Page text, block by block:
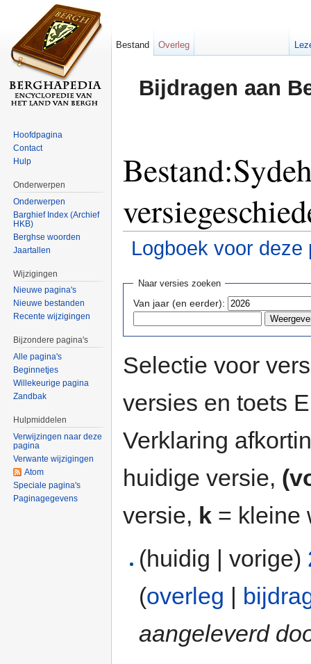
Bijdragen aan
Logboek voor deze
Naar versies zoeken
Van jaar (en eerder):
Selectie voor
versies en toets
Verklaring
huidige versie,
versie, k = kleine
(huidig | vorige)
(overleg |
aangeleverd
Bestand Overleg
Hoofdpagina
Contact
Hulp
Onderwerpen
Onderwerpen
Barghief Index (Archief
HKB)
Berghse woorden
Jaartallen
Wijzigingen
Nieuwe pagina's
Nieuwe bestanden
Recente wijzigingen
Bijzondere pagina's
Alle pagina's
Beginnetjes
Willekeurige pagina
Zandbak
Hulpmiddelen
Verwijzingen naar deze
pagina
Verwante wijzigingen
Atom
Speciale pagina's
Paginagegevens